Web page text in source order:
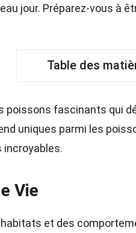
jour. Préparez-vous à
Table des
poissons fascinants qui
uniques parmi les
Vie
et des